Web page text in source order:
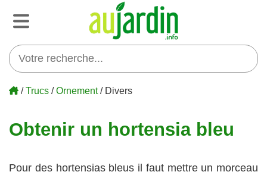
/Trucs /Ornement/ Divers
Obtenir un hortensia bleu
Pour des hortensias bleus il faut mettre un morceau